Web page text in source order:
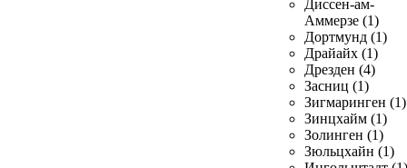
Диссен-ам-
Аммерзе (1)
Дортмунд (1)
Драйайх (1)
Дрезден (4)
Засниц (1)
Зигмаринген (1)
Зинцхайм (1)
Золинген (1)
Зюльцхайн (1)